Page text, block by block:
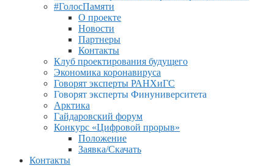
#ГолосПамяти
О проекте
Новости
Партнеры
Контакты
Клуб проектирования будущего
Экономика коронавируса
Говорят эксперты РАНХиГС
Говорят эксперты Финуниверситета
Арктика
Гайдаровский форум
Конкурс «Цифровой прорыв»
Положение
Заявка/Скачать
Контакты